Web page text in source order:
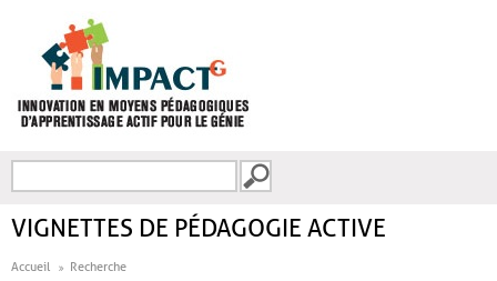
FORMULAIRE DE
VIGNETTES DE PÉDAGOGIE ACTIVE
Accueil Recherche